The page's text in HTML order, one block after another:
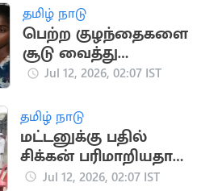
தமிழ் நாடு
பெற்ற குழந்தைகளை
சூடு வைத்து
சித்ரவதை செய்த
Jul 12, 2026, 02:07 IST
தமிழ் நாடு
மட்டனுக்கு பதில்
சிக்கன் பரிமாறியதால்
கலவரமான கல்யாண
Jul 12, 2026, 02:07 IST